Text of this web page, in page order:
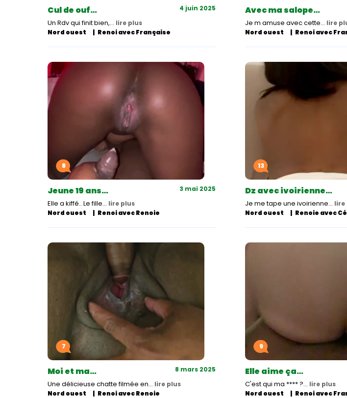
Cul de ouf… 4 juin 2025
Un Rdv qui finit bien,… lire plus
Nord ouest
Renoi avec Française
Avec ma salope…
Je m amuse avec cette… lire
Nord ouest
Renoi avec
8
Jeune 19 ans… 3 mai 2025
Elle a kiffé.. Le fille… lire plus
Nord ouest
Renoi avec Renoie
13
Dz avec ivoirienne…
Je me tape une ivoirienne… lire
Nord ouest
Renoie avec
7
Moi et ma… 8 mars 2025
Une délicieuse chatte filmée en… lire plus
Nord ouest
Renoi avec Renoie
9
Elle aime ça…
C'est qui ma **** ?… lire plus
Nord ouest
Renoi avec